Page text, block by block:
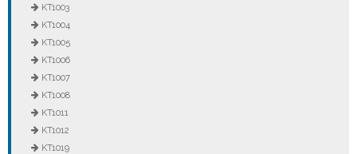
KT1003
KT1004
KT1005
KT1006
KT1007
KT1008
KT1011
KT1012
KT1019